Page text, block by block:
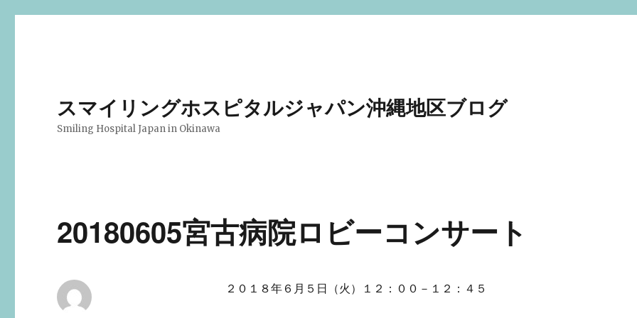
スマイリングホスピタルジャパン沖縄地区ブログ
Smiling Hospital Japan in Okinawa
20180605宮古病院ロビーコンサート
２０１８年６月５日（火）１２：００－１２：４５